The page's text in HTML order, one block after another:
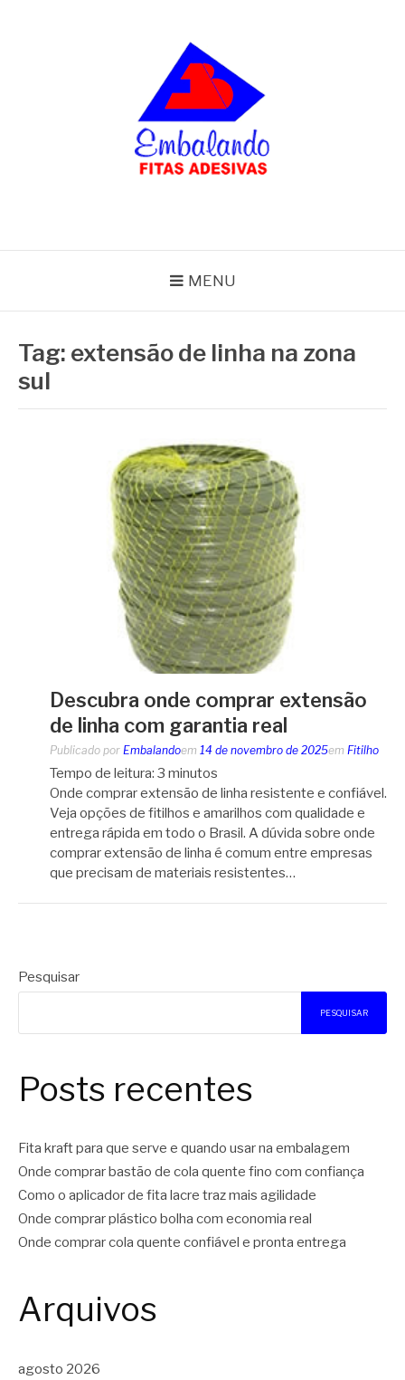
MENU
Tag: extensão de linha na zona
sul
Descubra onde comprar extensão
de linha com garantia real
Publicado por Embalandoem 14 de novembro de 2025em Fitilho
Tempo de leitura: 3 minutos
Onde comprar extensão de linha resistente e confiável.
Veja opções de fitilhos e amarilhos com qualidade e
entrega rápida em todo o Brasil. A dúvida sobre onde
comprar extensão de linha é comum entre empresas
que precisam de materiais resistentes…
Pesquisar
PESQUISAR
Posts recentes
Fita kraft para que serve e quando usar na embalagem
Onde comprar bastão de cola quente fino com confiança
Como o aplicador de fita lacre traz mais agilidade
Onde comprar plástico bolha com economia real
Onde comprar cola quente confiável e pronta entrega
Arquivos
agosto 2026